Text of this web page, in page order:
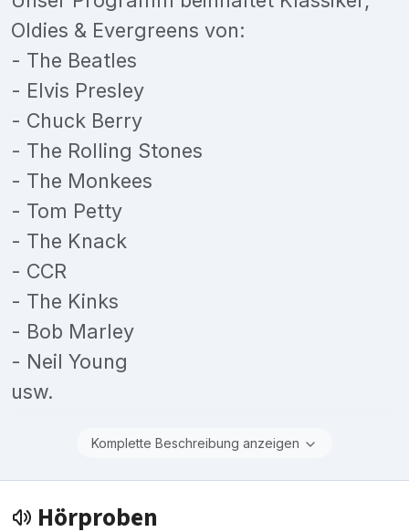
Oldies & Evergreens von:
- The Beatles
- Elvis Presley
- Chuck Berry
- The Rolling Stones
- The Monkees
- Tom Petty
- The Knack
- CCR
- The Kinks
- Bob Marley
- Neil Young
usw.
Komplette Beschreibung anzeigen
Hörproben